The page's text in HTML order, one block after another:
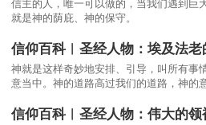
信主的人，唯一可以做的，当我们遇到巨
就是神的荫庇、神的保守。
信仰百科︱圣经人物：埃及法老
神就是这样奇妙地安排、引导，叫所有事
意当中。神的道路高过我们的道路，神的
信仰百科︱圣经人物：伟大的